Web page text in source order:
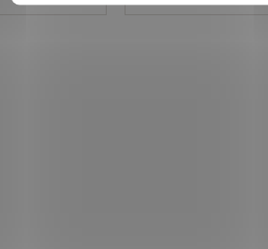
se
cestou. Bankovky se